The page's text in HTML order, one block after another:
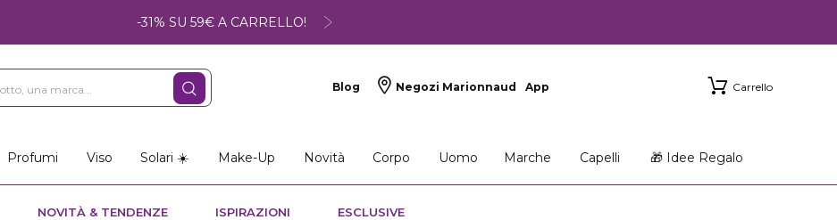
-31% SU 59€ A CARRELLO!
Blog Negozi Marionnaud App Carrello
Profumi Viso Solari ☀️ Make-Up Novità Corpo Uomo Marche Capelli 🎁 Idee Regalo
NOVITÀ & TENDENZE ISPIRAZIONI ESCLUSIVE